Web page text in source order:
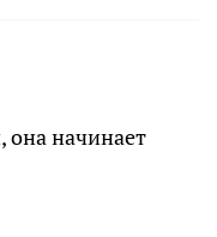
она начинает